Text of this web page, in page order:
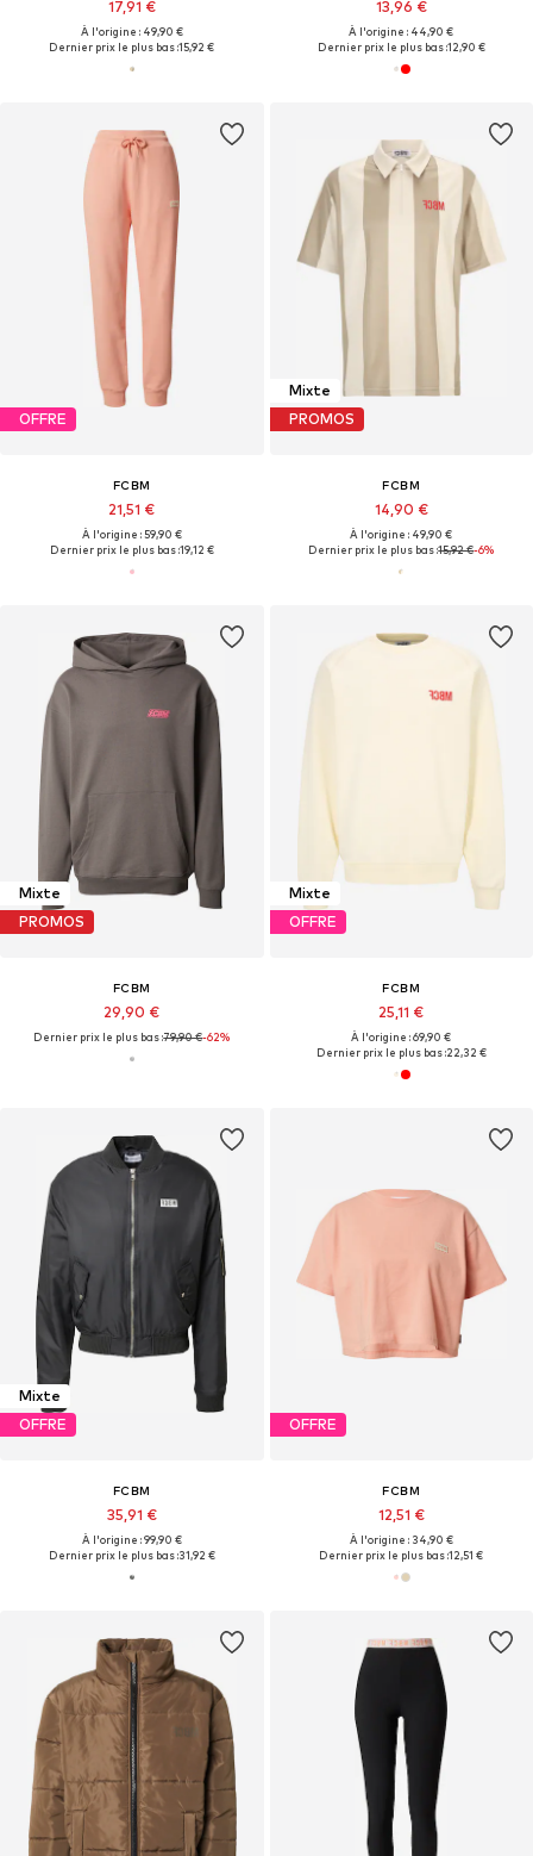
17,91 €
À l'origine : 49,90 €
Dernier prix le plus bas :15,92 €
13,96 €
À l'origine : 44,90 €
Dernier prix le plus bas :12,90 €
OFFRE
FCBM
21,51 €
À l'origine : 59,90 €
Dernier prix le plus bas :19,12 €
Mixte
PROMOS
FCBM
14,90 €
À l'origine : 49,90 €
Dernier prix le plus bas :15,92 €-6%
Mixte
PROMOS
FCBM
29,90 €
Dernier prix le plus bas :79,90 €-62%
Mixte
OFFRE
FCBM
25,11 €
À l'origine : 69,90 €
Dernier prix le plus bas :22,32 €
Mixte
OFFRE
FCBM
35,91 €
À l'origine : 99,90 €
Dernier prix le plus bas :31,92 €
OFFRE
FCBM
12,51 €
À l'origine : 34,90 €
Dernier prix le plus bas :12,51 €